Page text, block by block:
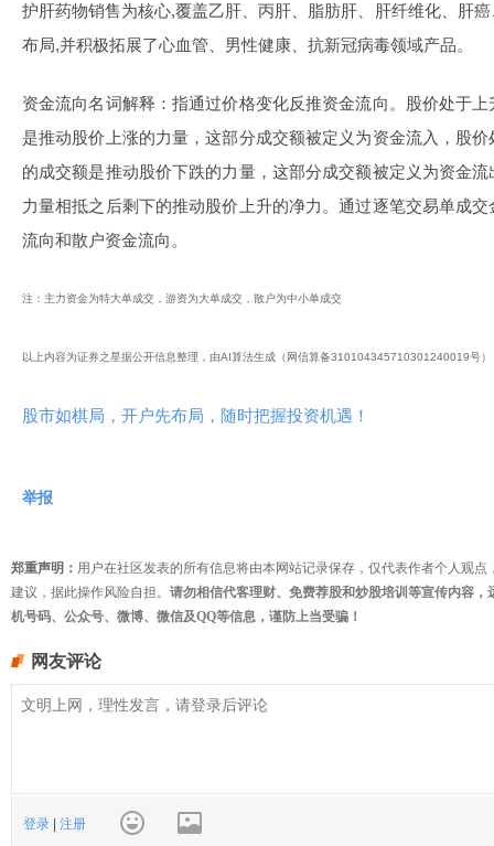
护肝药物销售为核心,覆盖乙肝、丙肝、脂肪肝、肝纤维化、肝
布局,并积极拓展了心血管、男性健康、抗新冠病毒领域产品。
资金流向名词解释：指通过价格变化反推资金流向。股价处于
是推动股价上涨的力量，这部分成交额被定义为资金流入，股
的成交额是推动股价下跌的力量，这部分成交额被定义为资金
力量相抵之后剩下的推动股价上升的净力。通过逐笔交易单成
流向和散户资金流向。
注：主力资金为特大单成交，游资为大单成交，散户为中小单成交
以上内容为证券之星据公开信息整理，由AI算法生成（网信算备310104345710301240019号
股市如棋局，开户先布局，随时把握投资机遇！
举报
郑重声明： 用户在社区发表的所有信息将由本网站记录保存，仅代表作者个人观
建议，据此操作风险自担。 请勿相信代客理财、免费荐股和炒股培训等宣传内容
机号码、公众号、微博、微信及QQ等信息，谨防上当受骗！
网友评论
登录 注册